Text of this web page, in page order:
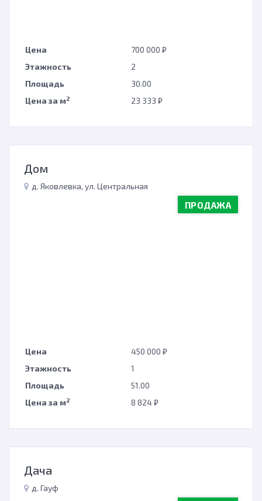
Цена
700 000 ₽
Этажность
2
Площадь
30.00
Цена за м2 23 333 ₽
Дом
д. Яковлевка, ул. Центральная
ПРОДАЖА
Цена
450 000 ₽
Этажность
1
Площадь
51.00
Цена за м2 8 824 ₽
Дача
д. Гауф